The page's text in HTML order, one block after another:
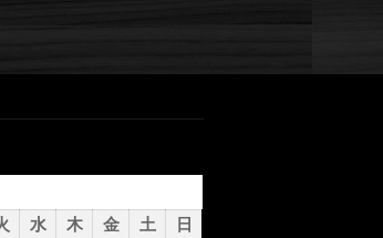
水 木 金 土
日